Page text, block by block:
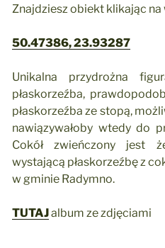
Znajdziesz obiekt klikając na
50.47386, 23.93287
Unikalna przydrożna
płaskorzeźba,
płaskorzeźba ze stopą,
nawiązywałoby wtedy do
Cokół zwieńczony jest
wystającą płaskorzeźbę z
w gminie Radymno.
TUTAJalbum ze zdjęciami